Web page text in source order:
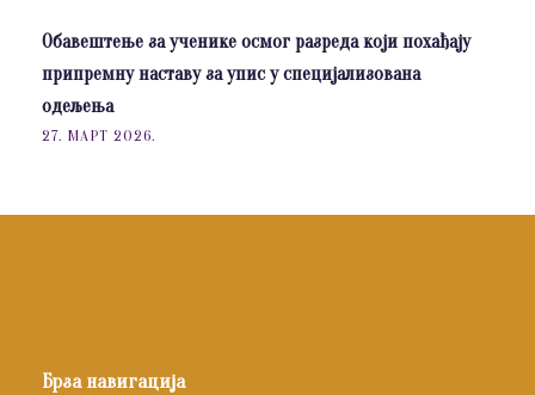
Обавештење за ученике осмог разреда који похађају
припремну наставу за упис у специјализована
одељења
27. МАРТ 2026.
Брза навигација